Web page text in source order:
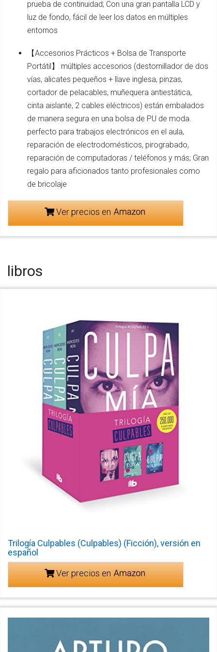
prueba de continuidad; Con una gran pantalla LCD y
luz de fondo, fácil de leer los datos en múltiples
entornos
【Accesorios Prácticos + Bolsa de Transporte
Portátil】 múltiples accesorios (destornillador de dos
vías, alicates pequeños + llave inglesa, pinzas,
cortador de pelacables, muñequera antiestática,
cinta aislante, 2 cables eléctricos) están embalados
de manera segura en una bolsa de PU de moda.
perfecto para trabajos electrónicos en el aula,
reparación de electrodomésticos, pirograbado,
reparación de computadoras / teléfonos y más; Gran
regalo para aficionados tanto profesionales como
de bricolaje
Ver precios en
libros
Trilogía Culpables (Culpables) (Ficción), versión en
español
Ver precios en